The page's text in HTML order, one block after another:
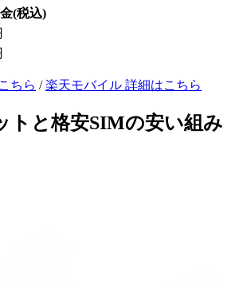
(税込)
ちら /楽天モバイル 詳細はこちら
トと格安SIMの安い組み